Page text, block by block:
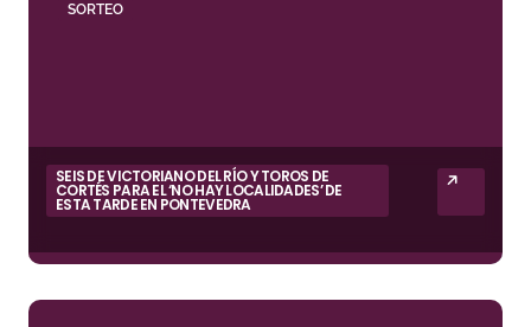
SORTEO
SEIS DE VICTORIANO DEL RÍO Y TOROS DE
CORTÉS PARA EL ‘NO HAY LOCALIDADES’ DE
ESTA TARDE EN PONTEVEDRA